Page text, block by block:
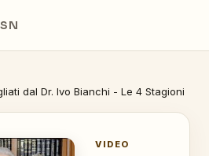
dal Dr. Ivo Bianchi - Le 4 Stagioni
VIDEO